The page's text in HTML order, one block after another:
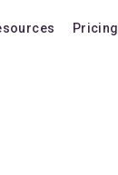
Pricing